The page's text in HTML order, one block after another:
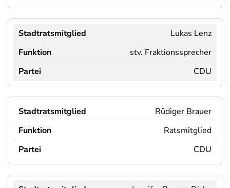
Lukas Lenz
stv. Fraktionssprecher
CDU
Rüdiger Brauer
Ratsmitglied
CDU